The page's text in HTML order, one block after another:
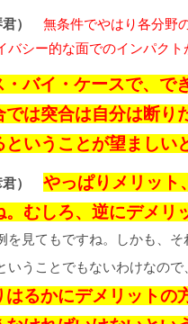
）
無条件でやはり各分野
バシー的な面でのインパク
・バイ・ケースで、で
では突合は自分は断
いうことが望ましい
）
やっぱりメリット
。むしろ、逆にデメ
を見てもですね。しかも、
いうことでもないわけなの
はるかにデメリットの